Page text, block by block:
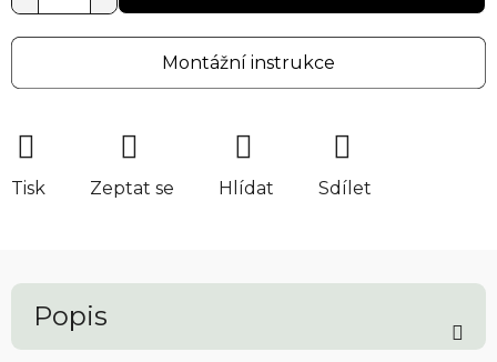
Montážní instrukce
Tisk Zeptat se Hlídat Sdílet
Popis